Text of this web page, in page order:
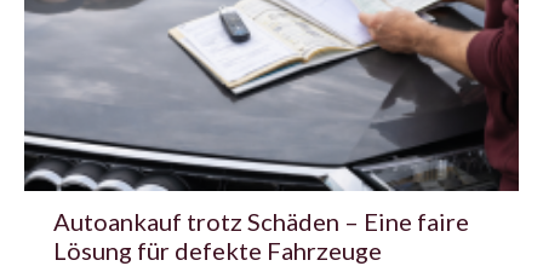
Autoankauf trotz Schäden – Eine faire
Lösung für defekte Fahrzeuge